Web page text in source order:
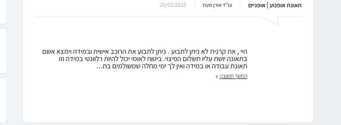
תאונת אופנוע | אופניים עו"ד אורן מעוז 20/01/2025
היי , את קרנית לא ניתן לתבוע . ניתן לתבוע את הרוכב אישית ובמידה וימצא אשם
בתאונה יושת עליו תשלום הפיצוי. ביטוח לאומי יכול להיות רלוונטי במידה וזו
תאונת עבודה או במידה ואין לך ימי מחלה שמשולמים בת...
המשך תשובה